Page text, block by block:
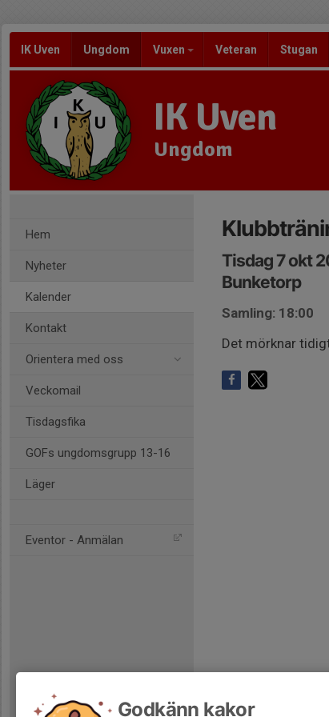
IK Uven Ungdom Vuxen Veteran Stugan
IK Uven
Ungdom
Hem
Nyheter
Kalender
Kontakt
Orientera med oss
Veckomail
Tisdagsfika
GOFs ungdomsgrupp 13-16
Läger
Eventor - Anmälan
Tisdag 7 okt
Bunketorp
Samling: 18:00
Det mörknar
Godkänn kakor